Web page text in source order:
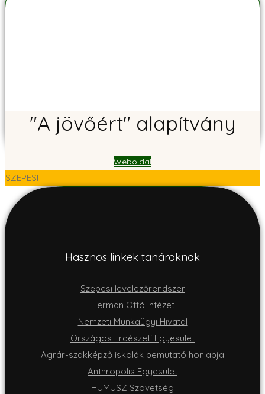
"A jövőért" alapítvány
Weboldal
SZEPESI
Hasznos linkek tanároknak
Szepesi levelezőrendszer
Herman Ottó Intézet
Nemzeti Munkaügyi Hivatal
Országos Erdészeti Egyesület
Agrár-szakképző iskolák bemutató honlapja
Anthropolis Egyesület
HUMUSZ Szövetség